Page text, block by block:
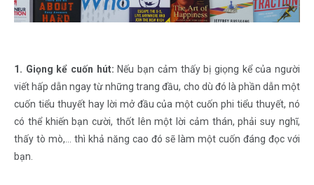
1. Giọng kể cuốn hút: Nếu bạn cảm thấy bị giọng kể của người
viết hấp dẫn ngay từ những trang đầu, cho dù đó là phần dẫn một
cuốn tiểu thuyết hay lời mở đầu của một cuốn phi tiểu thuyết, nó
có thể khiến bạn cười, thốt lên một lời cảm thán, phải suy nghĩ,
thấy tò mò,… thì khả năng cao đó sẽ làm một cuốn đáng đọc với
bạn.